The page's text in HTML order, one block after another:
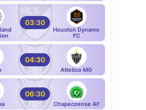
03:30
Houston Dynamo
FC
04:30
Atletico MG
06:30
Chapecoense AF